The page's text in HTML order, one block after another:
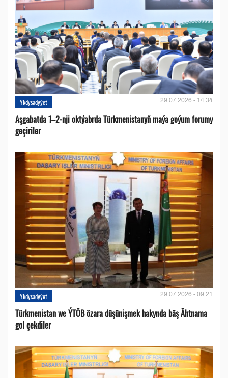
Ykdysadyýet 29.07.2026 - 14:34
Aşgabatda 1–2-nji oktýabrda Türkmenistanyň maýa goýum forumy
geçiriler
Ykdysadyýet 29.07.2026 - 09:21
Türkmenistan we ÝTÖB özara düşünişmek hakynda bäş Ähtnama
gol çekdiler